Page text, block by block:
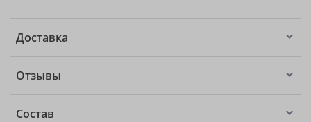
Доставка
Отзывы
Состав